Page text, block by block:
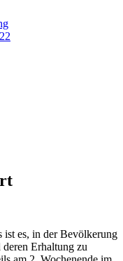
ist es, in der Bevölkerung
deren Erhaltung zu